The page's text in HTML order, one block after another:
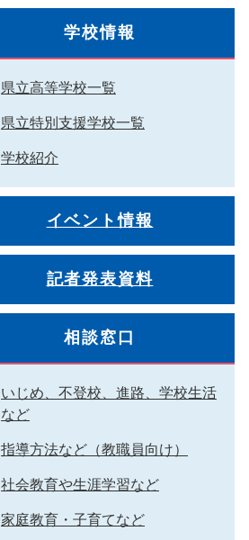
学校情報
県立高等学校一覧
県立特別支援学校一覧
学校紹介
イベント情報
記者発表資料
相談窓口
いじめ、不登校、進路、学校生活
など
指導方法など（教職員向け）
社会教育や生涯学習など
家庭教育・子育てなど